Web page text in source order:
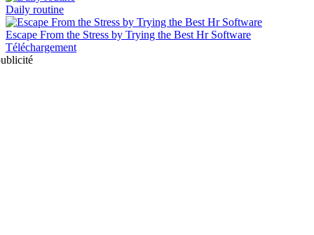
Daily routine
Escape From the Stress by Trying the Best Hr Software
Téléchargement